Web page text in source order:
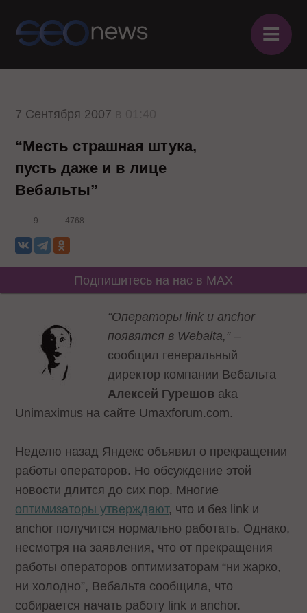
≡
7 Сентября 2007
“Месть страшная штука,
пусть даже и в лице
Вебальты”
9 4768
Подпишитесь на нас в MAX
“Операторы link и anchor
появятся в Webalta,”–
сообщил генеральный
директор компании Вебальта
Алексей Гурешoв aka
Unimaximus на сайте Umaxforum.com.
Неделю назад Яндекс объявил о прекращении
работы операторов. Но обсуждение этой
новости длится до сих пор. Многие
оптимизаторы утверждают, что и без link и
anchor получится нормально работать. Однако,
несмотря на заявления, что от прекращения
работы операторов оптимизаторам “ни жарко,
ни холодно”, Вебальта сообщила, что
собирается начать работу link и anchor.